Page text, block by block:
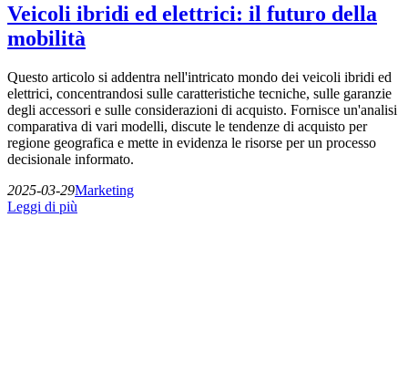
Veicoli ibridi ed elettrici: il futuro della
mobilità
Questo articolo si addentra nell'intricato mondo dei veicoli ibridi ed
elettrici, concentrandosi sulle caratteristiche tecniche, sulle garanzie
degli accessori e sulle considerazioni di acquisto. Fornisce un'analisi
comparativa di vari modelli, discute le tendenze di acquisto per
regione geografica e mette in evidenza le risorse per un processo
decisionale informato.
2025-03-29Marketing
Leggi di più